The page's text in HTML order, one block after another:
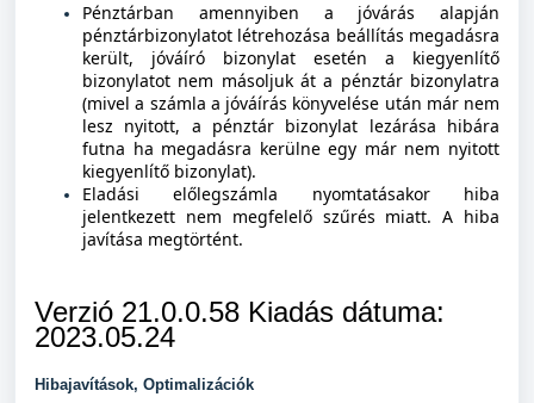
Pénztárban amennyiben a jóvárás alapján
pénztárbizonylatot létrehozása beállítás megadásra
került, jóváíró bizonylat esetén a kiegyenlítő
bizonylatot nem másoljuk át a pénztár bizonylatra
(mivel a számla a jóváírás könyvelése után már nem
lesz nyitott, a pénztár bizonylat lezárása hibára
futna ha megadásra kerülne egy már nem nyitott
kiegyenlítő bizonylat).
Eladási előlegszámla nyomtatásakor hiba
jelentkezett nem megfelelő szűrés miatt. A hiba
javítása megtörtént.
Verzió 21.0.0.58 Kiadás dátuma:
2023.05.24
Hibajavítások, Optimalizációk